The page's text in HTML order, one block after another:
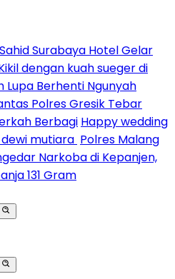
Surabaya Hotel Gelar
dengan kuah sueger di
Lupa Berhenti Ngunyah
Polres Gresik Tebar
Berbagi Happy wedding
mutiara Polres Malang
Narkoba di Kepanjen,
131 Gram